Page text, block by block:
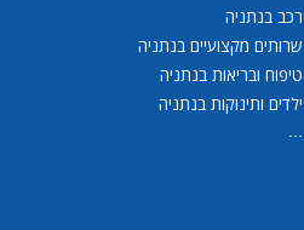
רכב בנתניה
שרותים מקצועיים בנתניה
טיפוח ובריאות בנתניה
ילדים ותינוקות בנתניה